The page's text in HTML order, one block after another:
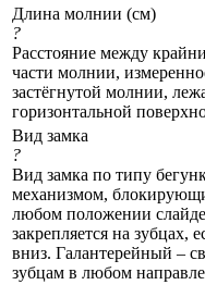
Длина молнии (см)
?
Расстояние между
части молнии,
застёгнутой молнии,
горизонтальной
Вид замка
?
Вид замка по типу
механизмом,
любом положении
закрепляется на зубцах,
вниз. Галантерейный –
зубцам в любом